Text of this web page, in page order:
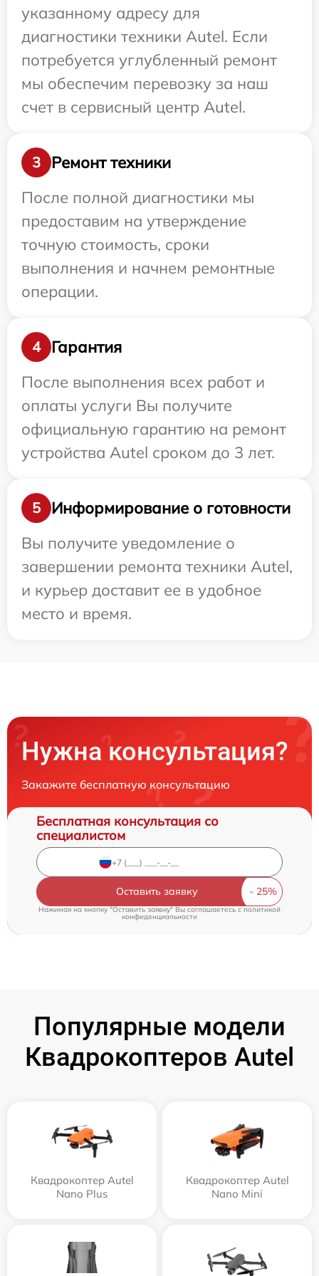
указанному адресу для
диагностики техники Autel. Если
потребуется углубленный ремонт
мы обеспечим перевозку за наш
счет в сервисный центр Autel.
3
Ремонт техники
После полной диагностики мы
предоставим на утверждение
точную стоимость, сроки
выполнения и начнем ремонтные
операции.
4
Гарантия
После выполнения всех работ и
оплаты услуги Вы получите
официальную гарантию на ремонт
устройства Autel сроком до 3 лет.
5
Информирование о готовности
Вы получите уведомление о
завершении ремонта техники Autel,
и курьер доставит ее в удобное
место и время.
Нужна консультация?
Закажите бесплатную консультацию
Бесплатная консультация со
специалистом
Оставить заявку
Нажимая на кнопку "Оставить заявку" Вы соглашаетесь c политикой
конфиденциальности
Популярные модели
Квадрокоптеров Autel
Квадрокоптер Autel
Nano Plus
Квадрокоптер Autel
Nano Mini